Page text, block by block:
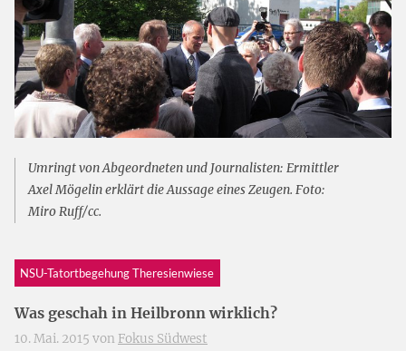
Umringt von Abgeordneten und Journalisten: Ermittler
Axel Mögelin erklärt die Aussage eines Zeugen. Foto:
Miro Ruff/cc.
NSU-Tatortbegehung Theresienwiese
Was geschah in Heilbronn wirklich?
10. Mai. 2015 von Fokus Südwest